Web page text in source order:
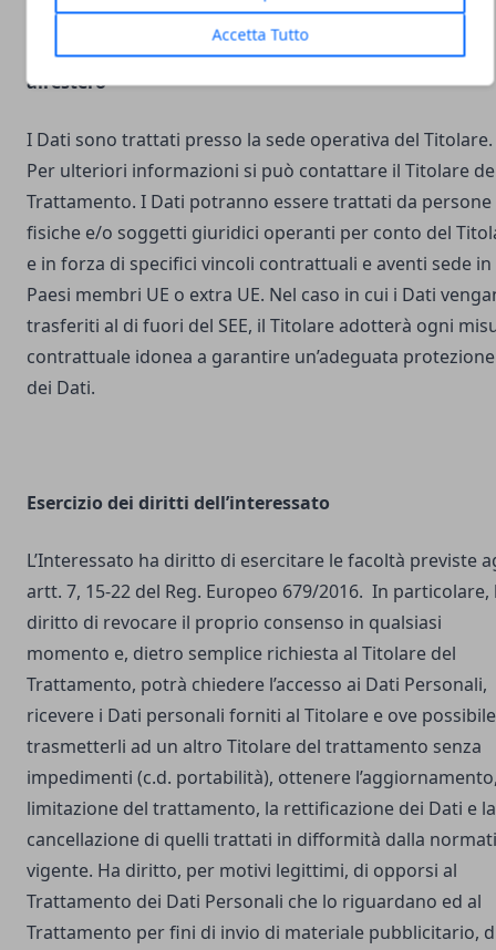
Accetta Tutto
Luogo del Trattamento e trasferimento dei Dati
all’estero
I Dati sono trattati presso la sede operativa del Titolare.
Per ulteriori informazioni si può contattare il Titolare
Trattamento. I Dati potranno essere trattati da persone
fisiche e/o soggetti giuridici operanti per conto del
e in forza di specifici vincoli contrattuali e aventi sede in
Paesi membri UE o extra UE. Nel caso in cui i Dati
trasferiti al di fuori del SEE, il Titolare adotterà ogni
contrattuale idonea a garantire un’adeguata protezione
dei Dati.
Esercizio dei diritti dell’interessato
L’Interessato ha diritto di esercitare le facoltà previste
artt. 7, 15-22 del Reg. Europeo 679/2016. In particolare,
diritto di revocare il proprio consenso in qualsiasi
momento e, dietro semplice richiesta al Titolare del
Trattamento, potrà chiedere l’accesso ai Dati Personali,
ricevere i Dati personali forniti al Titolare e ove possibile
trasmetterli ad un altro Titolare del trattamento senza
impedimenti (c.d. portabilità), ottenere
limitazione del trattamento, la rettificazione dei Dati e la
cancellazione di quelli trattati in difformità dalla
vigente. Ha diritto, per motivi legittimi, di opporsi al
Trattamento dei Dati Personali che lo riguardano ed al
Trattamento per fini di invio di materiale pubblicitario,